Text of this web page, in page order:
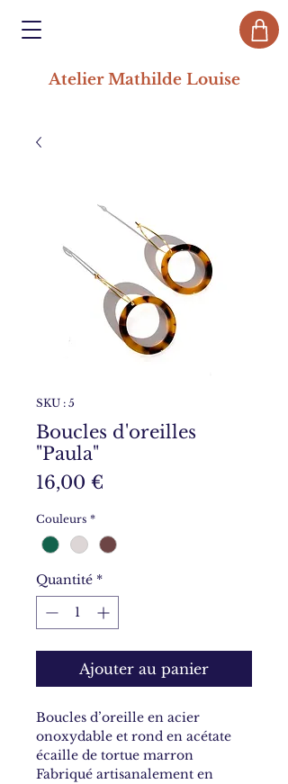
Atelier Mathilde Louise
SKU : 5
Boucles d'oreilles
"Paula"
16,00 €
Couleurs *
Quantité *
Ajouter au panier
Boucles d’oreille en acier
onoxydable et rond en acétate
écaille de tortue marron
Fabriqué artisanalement en